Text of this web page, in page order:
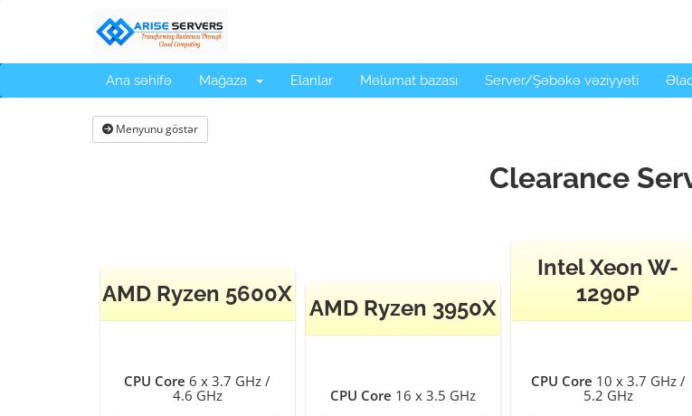
Ana səhifə Mağaza Elanlar Məlumat bazası Server/Şəbəkə vəziyyəti
Menyunu göstər
Clearance
AMD Ryzen 5600X
CPU Core 6 x 3.7 GHz /
4.6 GHz
AMD Ryzen 3950X
CPU Core 16 x 3.5 GHz
Intel Xeon W-
1290P
CPU Core 10 x 3.7 GHz /
5.2 GHz